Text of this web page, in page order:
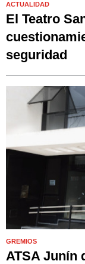
ACTUALIDAD
El Teatro
seguridad
GREMIOS
ATSA Junín